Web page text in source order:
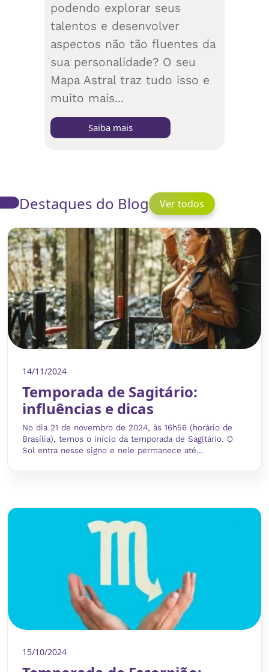
podendo explorar seus
talentos e desenvolver
aspectos não tão fluentes da
sua personalidade? O seu
Mapa Astral traz tudo isso e
muito mais...
Saiba mais
Destaques do Blog Ver todos
14/11/2024
Temporada de Sagitário:
influências e dicas
No dia 21 de novembro de 2024, às 16h56 (horário de
Brasília), temos o início da temporada de Sagitário. O
Sol entra nesse signo e nele permanece até...
15/10/2024